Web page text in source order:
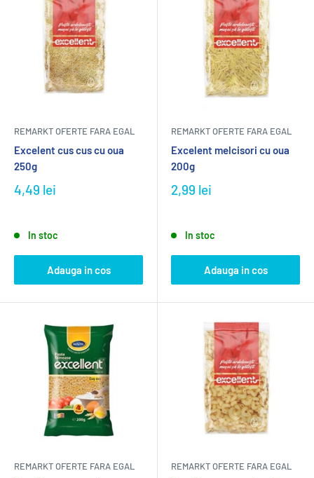
REMARKT OFERTE FARA EGAL
Excelent cus cus cu oua
250g
4,49 lei
In stoc
Adauga in cos
REMARKT OFERTE FARA EGAL
Excelent melcisori cu oua
200g
2,99 lei
In stoc
Adauga in cos
REMARKT OFERTE FARA EGAL REMARKT OFERTE FARA EGAL